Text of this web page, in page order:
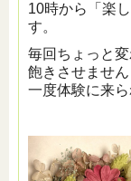
10時から「楽
す。
毎回ちょっと
飽きさせません
一度体験に来